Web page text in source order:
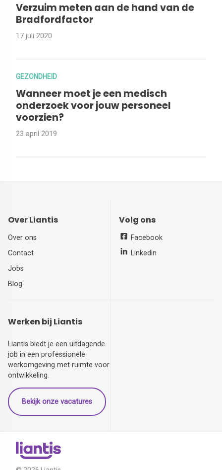
Verzuim meten aan de hand van de
Bradfordfactor
17 juli 2020
GEZONDHEID
Wanneer moet je een medisch
onderzoek voor jouw personeel
voorzien?
23 april 2019
Over Liantis
Over ons
Contact
Jobs
Blog
Volg ons
Facebook
Linkedin
Werken bij Liantis
Liantis biedt je een uitdagende
job in een professionele
werkomgeving met ruimte voor
ontwikkeling.
Bekijk onze vacatures